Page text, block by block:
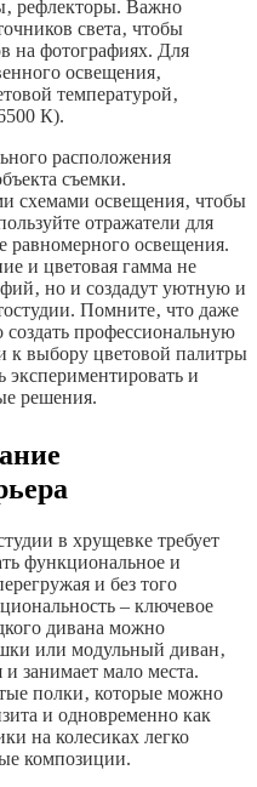
рефлекторы. Важно
света‚ чтобы
на фотографиях. Для
освещения‚
температурой‚
К).
расположения
съемки.
схемами освещения‚ чтобы
отражатели для
равномерного освещения.
и цветовая гамма не
но и создадут уютную и
Помните‚ что даже
профессиональную
к выбору цветовой палитры
и
решения.
в хрущевке требует
функциональное и
и без того
– ключевое
дивана можно
или модульный диван‚
занимает мало места.
полки‚ которые можно
и одновременно как
на колесиках легко
композиции.